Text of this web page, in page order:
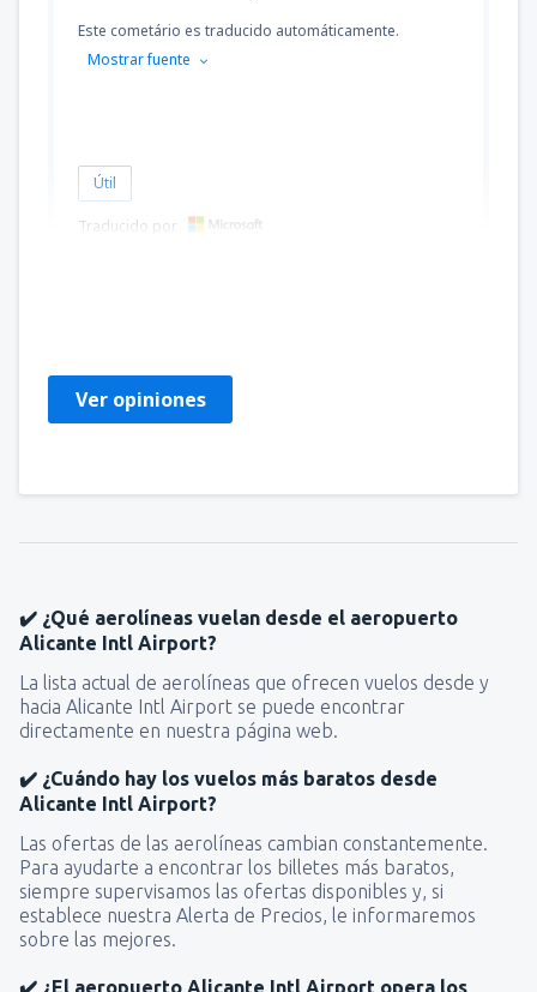
Este cometário es traducido automáticamente.
Mostrar fuente
Útil
Traducido por
Ver opiniones
✔️ ¿Qué aerolíneas vuelan desde el aeropuerto
Alicante Intl Airport?
La lista actual de aerolíneas que ofrecen vuelos desde y
hacia Alicante Intl Airport se puede encontrar
directamente en nuestra página web.
✔️ ¿Cuándo hay los vuelos más baratos desde
Alicante Intl Airport?
Las ofertas de las aerolíneas cambian constantemente.
Para ayudarte a encontrar los billetes más baratos,
siempre supervisamos las ofertas disponibles y, si
establece nuestra Alerta de Precios, le informaremos
sobre las mejores.
✔️ ¿El aeropuerto Alicante Intl Airport opera los